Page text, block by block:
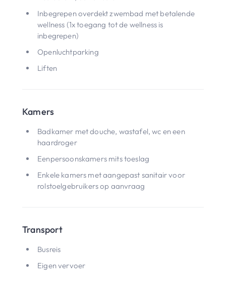
Inbegrepen overdekt zwembad met betalende
wellness (1x toegang tot de wellness is
inbegrepen)
Openluchtparking
Liften
Kamers
Badkamer met douche, wastafel, wc en een
haardroger
Eenpersoonskamers mits toeslag
Enkele kamers met aangepast sanitair voor
rolstoelgebruikers op aanvraag
Transport
Busreis
Eigen vervoer